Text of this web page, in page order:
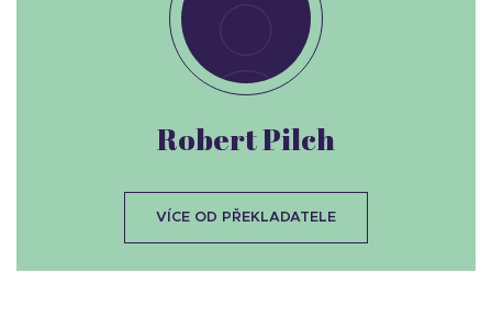
Robert Pilch
VÍCE OD PŘEKLADATELE